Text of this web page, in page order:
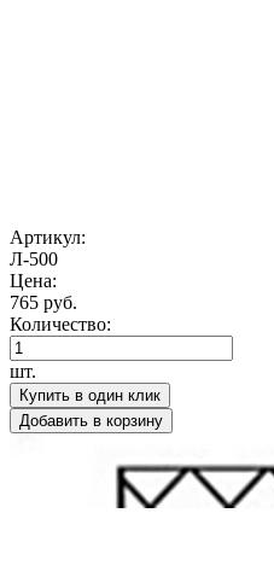
Артикул:
Л-500
Цена:
765 руб.
Количество:
шт.
Купить в один клик
Добавить в корзину